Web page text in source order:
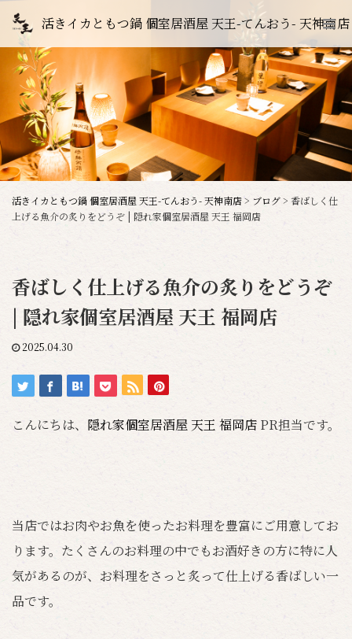
活きイカともつ鍋 個室居酒屋 天王-てんおう- 天神南店
活きイカともつ鍋 個室居酒屋 天王-てんおう- 天神南店> ブログ> 香ばしく仕
上げる魚介の炙りをどうぞ | 隠れ家個室居酒屋 天王 福岡店
香ばしく仕上げる魚介の炙りをどうぞ
| 隠れ家個室居酒屋 天王 福岡店
2025.04.30
こんにちは、 隠れ家個室居酒屋 天王 福岡店 PR担当です。
当店ではお肉やお魚を使ったお料理を豊富にご用意してお
ります。たくさんのお料理の中でもお酒好きの方に特に人
気があるのが、お料理をさっと炙って仕上げる香ばしい一
品です。